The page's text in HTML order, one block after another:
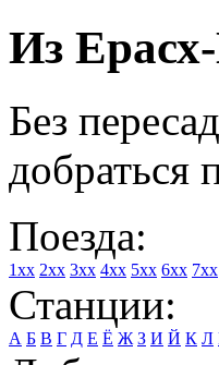
Из
Без
добраться
Поезда:
1xx 2xx 3xx 4xx 5xx 6xx 7xx
Станции:
А Б В Г Д Е Ё Ж З И Й К Л